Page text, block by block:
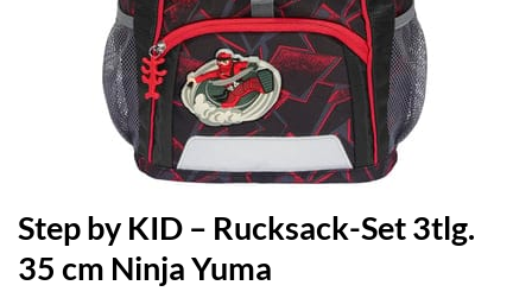
Step by KID – Rucksack-Set 3tlg.
35 cm Ninja Yuma